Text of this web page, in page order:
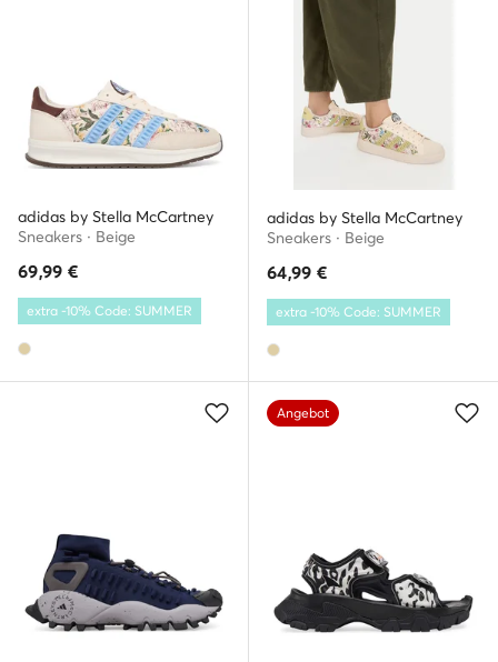
adidas by Stella McCartney
Sneakers · Beige
69,99 €
extra -10% Code: SUMMER
adidas by Stella McCartney
Sneakers · Beige
64,99 €
extra -10% Code: SUMMER
Angebot